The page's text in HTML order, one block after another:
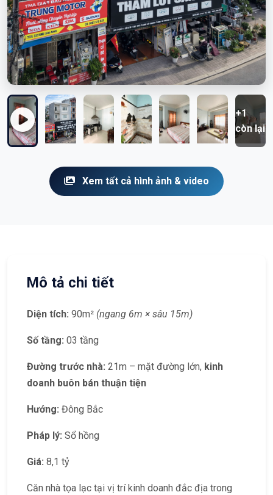
+1
còn lại
Xem tất cả hình ảnh & video
Mô tả chi tiết
Diện tích: 90m² (ngang 6m × sâu 15m)
Số tầng: 03 tầng
Đường trước nhà: 21m – mặt đường lớn, kinh
doanh buôn bán thuận tiện
Hướng: Đông Bắc
Pháp lý: Sổ hồng
Giá: 8,1 tỷ
Căn nhà tọa lạc tại vị trí kinh doanh đắc địa trong